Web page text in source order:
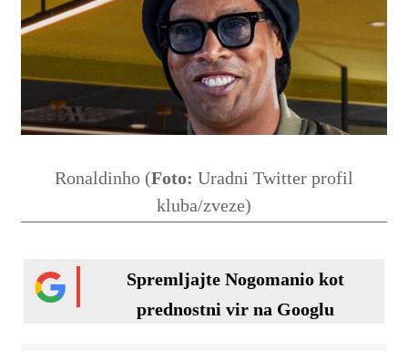
Ronaldinho (Foto: Uradni Twitter profil
kluba/zveze)
Spremljajte Nogomanio kot
prednostni vir na Googlu